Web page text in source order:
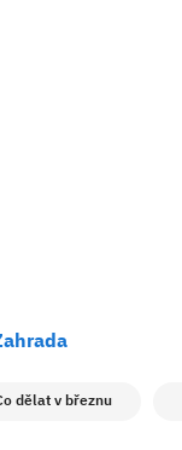
dělat v březnu